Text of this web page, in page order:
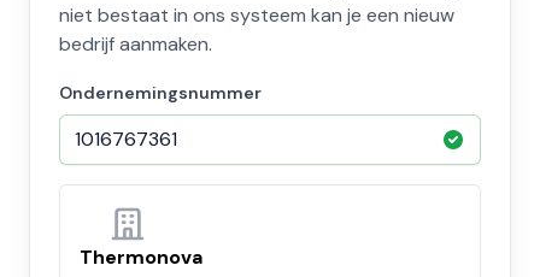
niet bestaat in ons systeem kan je een nieuw
bedrijf aanmaken.
Ondernemingsnummer
Thermonova